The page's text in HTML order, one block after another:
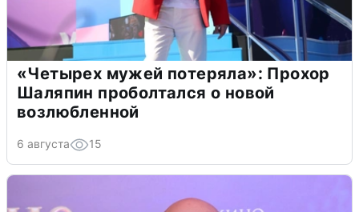
«Четырех мужей потеряла»: Прохор
Шаляпин проболтался о новой
возлюбленной
6 августа 15